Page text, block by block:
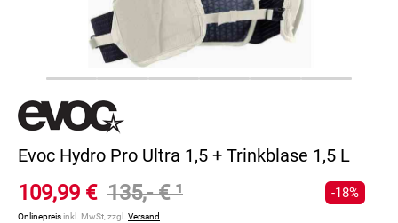
Evoc Hydro Pro Ultra 1,5 + Trinkblase 1,5 L
109,99 € 135,- €¹
Onlinepreisinkl. MwSt, zzgl. Versand
-18%